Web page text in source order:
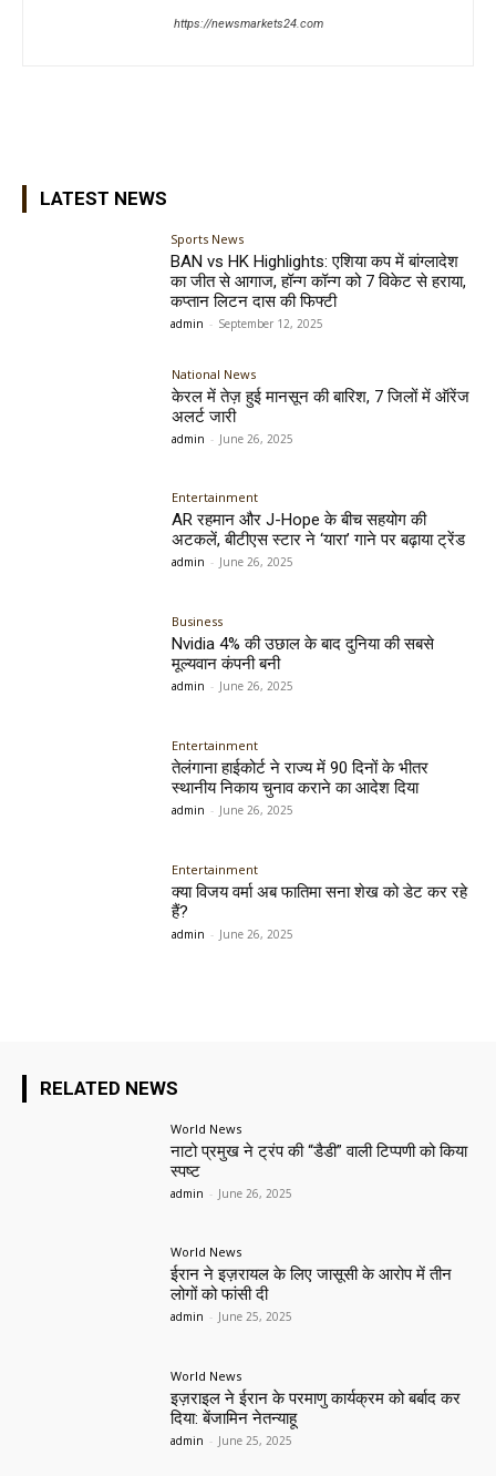
https://newsmarkets24.com
LATEST NEWS
Sports News
BAN vs HK Highlights: एशिया कप में बांग्लादेश
का जीत से आगाज, हॉन्ग कॉन्ग को 7 विकेट से हराया,
कप्तान लिटन दास की फिफ्टी
admin - September 12, 2025
National News
केरल में तेज़ हुई मानसून की बारिश, 7 जिलों में ऑरेंज
अलर्ट जारी
admin - June 26, 2025
Entertainment
AR रहमान और J-Hope के बीच सहयोग की
अटकलें, बीटीएस स्टार ने ‘यारा’ गाने पर बढ़ाया ट्रेंड
admin - June 26, 2025
Business
Nvidia 4% की उछाल के बाद दुनिया की सबसे
मूल्यवान कंपनी बनी
admin - June 26, 2025
Entertainment
तेलंगाना हाईकोर्ट ने राज्य में 90 दिनों के भीतर
स्थानीय निकाय चुनाव कराने का आदेश दिया
admin - June 26, 2025
Entertainment
क्या विजय वर्मा अब फातिमा सना शेख को डेट कर रहे
हैं?
admin - June 26, 2025
RELATED NEWS
World News
नाटो प्रमुख ने ट्रंप की “डैडी” वाली टिप्पणी को किया
स्पष्ट
admin - June 26, 2025
World News
ईरान ने इज़रायल के लिए जासूसी के आरोप में तीन
लोगों को फांसी दी
admin - June 25, 2025
World News
इज़राइल ने ईरान के परमाणु कार्यक्रम को बर्बाद कर
दिया: बेंजामिन नेतन्याहू
admin - June 25, 2025